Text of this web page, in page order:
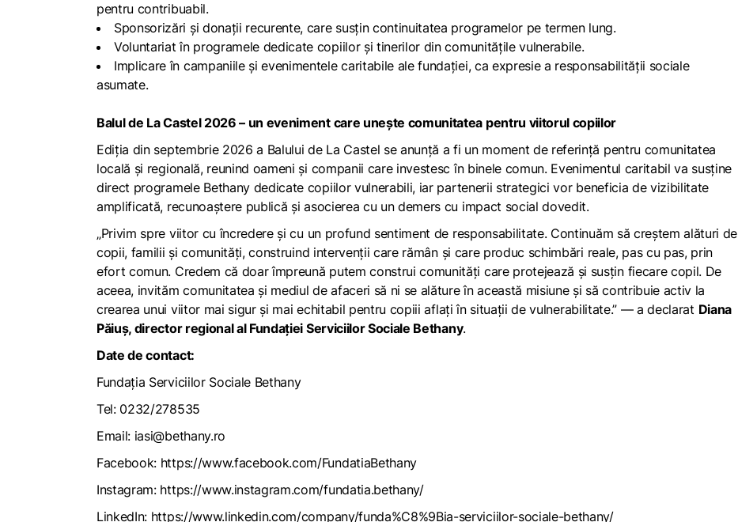
pentru contribuabil.
Sponsorizări și donații recurente, care susțin continuitatea programelor pe termen lung.
Voluntariat în programele dedicate copiilor și tinerilor din comunitățile vulnerabile.
Implicare în campaniile și evenimentele caritabile ale fundației, ca expresie a responsabilității sociale
asumate.
Balul de La Castel 2026 – un eveniment care unește comunitatea pentru viitorul copiilor
Ediția din septembrie 2026 a Balului de La Castel se anunță a fi un moment de referință pentru comunitatea
locală și regională, reunind oameni și companii care investesc în binele comun. Evenimentul caritabil va susține
direct programele Bethany dedicate copiilor vulnerabili, iar partenerii strategici vor beneficia de vizibilitate
amplificată, recunoaștere publică și asocierea cu un demers cu impact social dovedit.
„Privim spre viitor cu încredere și cu un profund sentiment de responsabilitate. Continuăm să creștem alături de
copii, familii și comunități, construind intervenții care rămân și care produc schimbări reale, pas cu pas, prin
efort comun. Credem că doar împreună putem construi comunități care protejează și susțin fiecare copil. De
aceea, invităm comunitatea și mediul de afaceri să ni se alăture în această misiune și să contribuie activ la
crearea unui viitor mai sigur și mai echitabil pentru copiii aflați în situații de vulnerabilitate.” — a declarat Diana
Păiuș, director regional al Fundației Serviciilor Sociale Bethany.
Date de contact:
Fundația Serviciilor Sociale Bethany
Tel: 0232/278535
Email: iasi@bethany.ro
Facebook: https://www.facebook.com/FundatiaBethany
Instagram: https://www.instagram.com/fundatia.bethany/
LinkedIn: https://www.linkedin.com/company/funda%C8%9Bia-serviciilor-sociale-bethany/